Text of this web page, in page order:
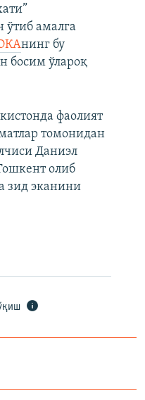
ўтиб амалга
нинг бу
босим ўлароқ
фаолият
томонидан
Даниэл
олиб
зид эканини